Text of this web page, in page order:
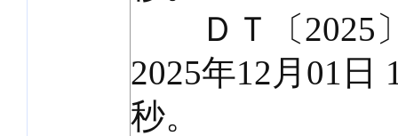
ＤＴ〔2025
2025年12月01日
秒。